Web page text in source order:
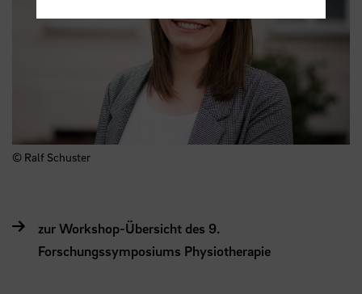
© Ralf Schuster
zur Workshop-Übersicht des 9.
Forschungssymposiums Physiotherapie